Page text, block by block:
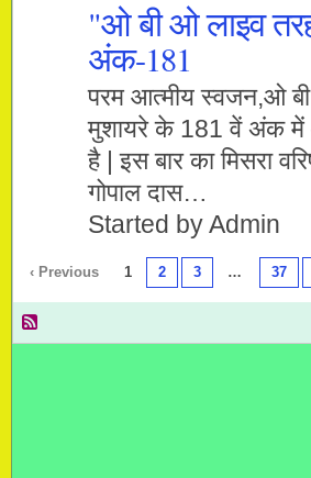
"ओ बी ओ लाइव
अंक-181
परम आत्मीय स्वजन,ओ
मुशायरे के 181 वें अंक में
है | इस बार का मिसरा
गोपाल दास…
Started by Admin
‹ Previous 1 2 3 … 37